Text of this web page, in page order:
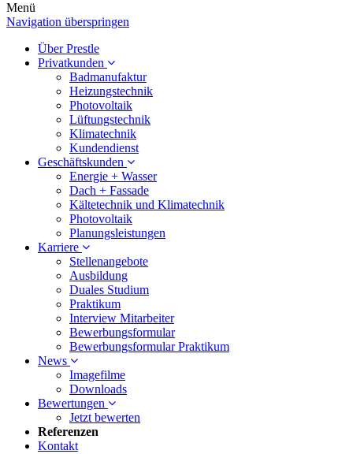
Menü
Navigation überspringen
Über Prestle
Privatkunden
Badmanufaktur
Heizungstechnik
Photovoltaik
Lüftungstechnik
Klimatechnik
Kundendienst
Geschäftskunden
Energie + Wasser
Dach + Fassade
Kältetechnik und Klimatechnik
Photovoltaik
Planungsleistungen
Karriere
Stellenangebote
Ausbildung
Duales Studium
Praktikum
Interview Mitarbeiter
Bewerbungsformular
Bewerbungsformular Praktikum
News
Imagefilme
Downloads
Bewertungen
Jetzt bewerten
Referenzen
Kontakt